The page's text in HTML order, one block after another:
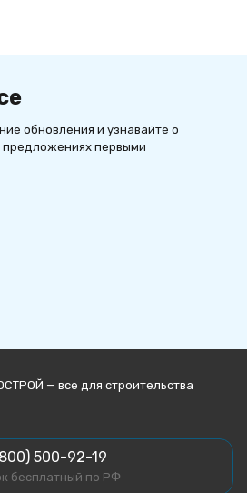
обновления и узнавайте о
предложениях первыми
— все для строительства
500-92-19
бесплатный по РФ